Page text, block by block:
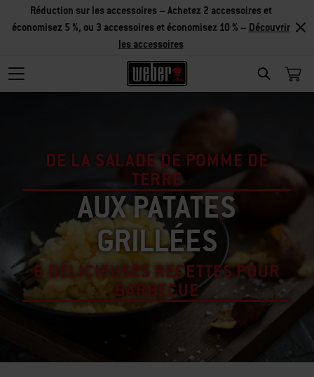
SEARCH
Réduction sur les accessoires – Achetez 2 accessoires et
économisez 5 %, ou 3 accessoires et économisez 10 % – Découvrir
les accessoires
DE LA SALADE DE POMME DE
TERRE
AUX PATATES
GRILLÉES
6 DÉLICIEUSES RECETTES POUR
BARBECUE